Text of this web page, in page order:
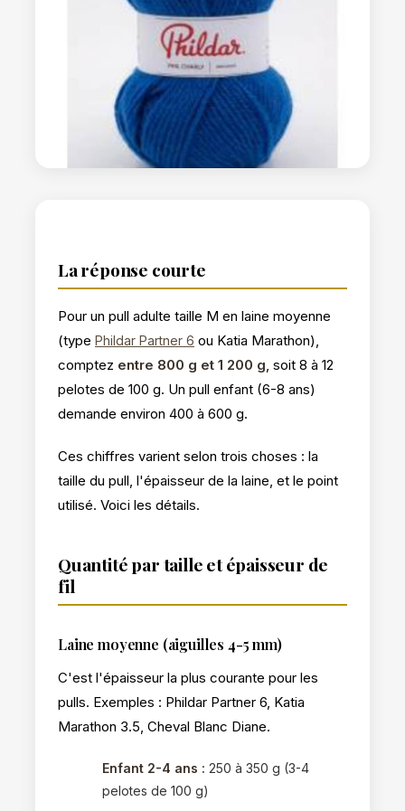
La réponse courte
Pour un pull adulte taille M en laine moyenne
(type Phildar Partner 6 ou Katia Marathon),
comptez entre 800 g et 1 200 g , soit 8 à 12
pelotes de 100 g. Un pull enfant (6-8 ans)
demande environ 400 à 600 g.
Ces chiffres varient selon trois choses : la
taille du pull, l'épaisseur de la laine, et le point
utilisé. Voici les détails.
Quantité par taille et épaisseur de
fil
Laine moyenne (aiguilles 4-5 mm)
C'est l'épaisseur la plus courante pour les
pulls. Exemples : Phildar Partner 6, Katia
Marathon 3.5, Cheval Blanc Diane.
Enfant 2-4 ans : 250 à 350 g (3-4
pelotes de 100 g)